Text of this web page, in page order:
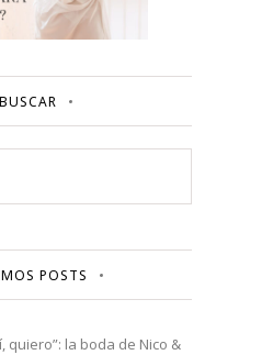
BUSCAR
POSTS
quiero”: la boda de Nico &